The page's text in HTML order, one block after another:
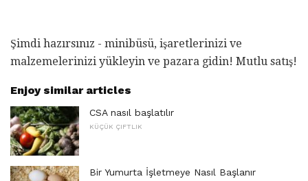
Şimdi hazırsınız - minibüsü, işaretlerinizi ve
malzemelerinizi yükleyin ve pazara gidin! Mutlu satış!
Enjoy similar articles
CSA nasıl başlatılır
KÜÇÜK ÇIFTLIK
Bir Yumurta İşletmeye Nasıl Başlanır